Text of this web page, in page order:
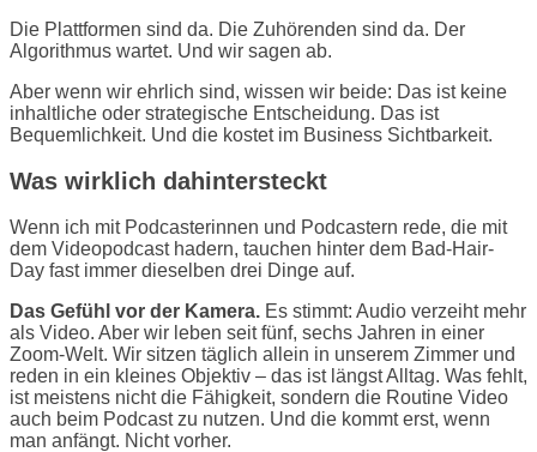
Die Plattformen sind da. Die Zuhörenden sind da. Der
Algorithmus wartet. Und wir sagen ab.
Aber wenn wir ehrlich sind, wissen wir beide: Das ist keine
inhaltliche oder strategische Entscheidung. Das ist
Bequemlichkeit. Und die kostet im Business Sichtbarkeit.
Was wirklich dahintersteckt
Wenn ich mit Podcasterinnen und Podcastern rede, die mit
dem Videopodcast hadern, tauchen hinter dem Bad-Hair-
Day fast immer dieselben drei Dinge auf.
Das Gefühl vor der Kamera. Es stimmt: Audio verzeiht mehr
als Video. Aber wir leben seit fünf, sechs Jahren in einer
Zoom-Welt. Wir sitzen täglich allein in unserem Zimmer und
reden in ein kleines Objektiv – das ist längst Alltag. Was fehlt,
ist meistens nicht die Fähigkeit, sondern die Routine Video
auch beim Podcast zu nutzen. Und die kommt erst, wenn
man anfängt. Nicht vorher.